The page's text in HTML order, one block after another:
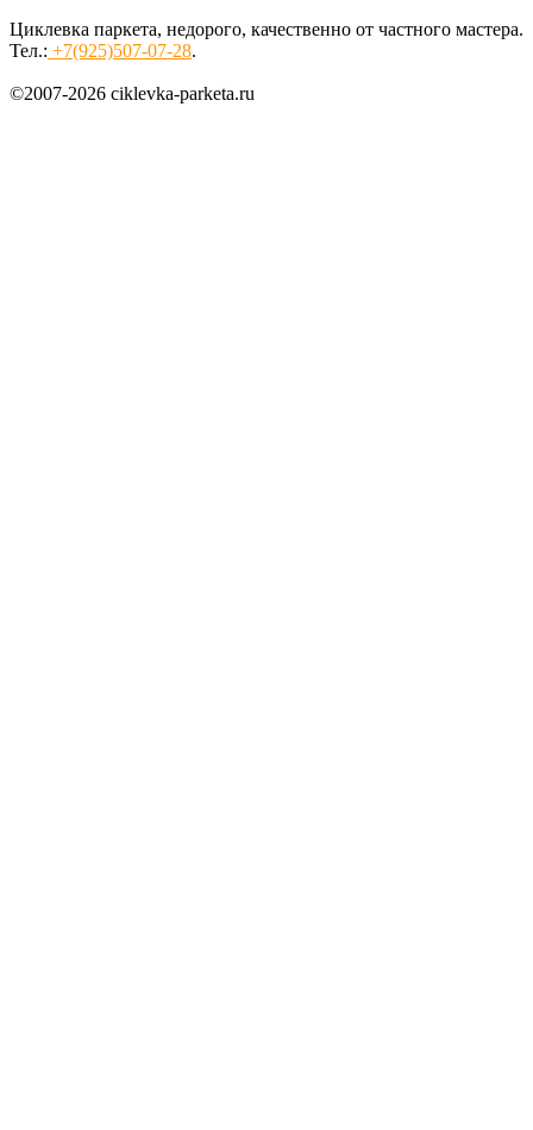
Циклевка паркета, недорого, качественно от частного мастера.
Тел.: +7(925)507-07-28.
©2007-2026 ciklevka-parketa.ru